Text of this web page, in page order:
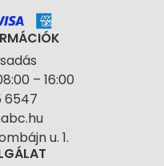
– 16:00
6547
u. 1.